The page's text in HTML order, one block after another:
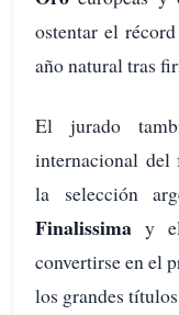
ostentar el
año natural tras
El jurado
internacional del
la selección
Finalissima y
convertirse en el
los grandes